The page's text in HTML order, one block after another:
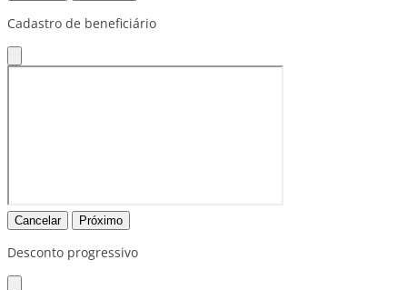
Cadastro de beneficiário
Cancelar Próximo
Desconto progressivo